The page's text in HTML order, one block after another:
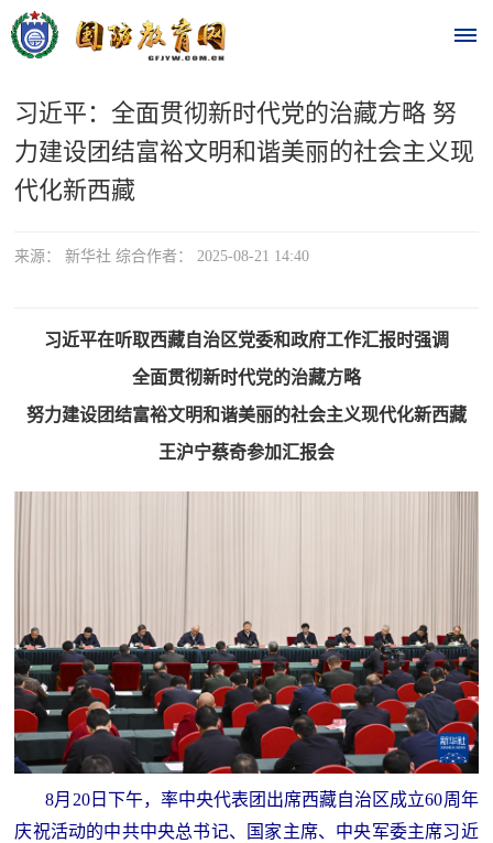
首
政
时
政
要
点
追
追
踪
法
规
防
法
国
防
习近平：全面贯彻新时代党的治藏方略 努
力建设团结富裕文明和谐美丽的社会主义现
代化新西藏
来源： 新华社 综合作者： 2025-08-21 14:40
习近平在听取西藏自治区党委和政府工作汇报时强调
全面贯彻新时代党的治藏方略
努力建设团结富裕文明和谐美丽的社会主义现代化新西藏
王沪宁蔡奇参加汇报会
8月20日下午，率中央代表团出席西藏自治区成立60周年
庆祝活动的中共中央总书记、国家主席、中央军委主席习近